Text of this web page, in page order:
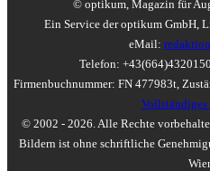
© optikum, Magazin für
Ein Service der optikum GmbH,
eMail:
Telefon:
Firmenbuchnummer: FN 477983t,
Vollständiges
© 2002 - 2026. Alle Rechte
Bildern ist ohne schriftliche